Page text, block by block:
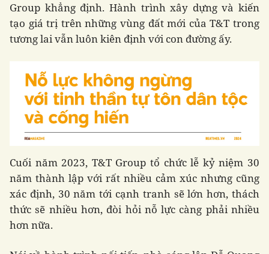
Group khẳng định. Hành trình xây dựng và kiến
tạo giá trị trên những vùng đất mới của T&T trong
tương lai vẫn luôn kiên định với con đường ấy.
Cuối năm 2023, T&T Group tổ chức lễ kỷ niệm 30
năm thành lập với rất nhiều cảm xúc nhưng cũng
xác định, 30 năm tới cạnh tranh sẽ lớn hơn, thách
thức sẽ nhiều hơn, đòi hỏi nỗ lực càng phải nhiều
hơn nữa.